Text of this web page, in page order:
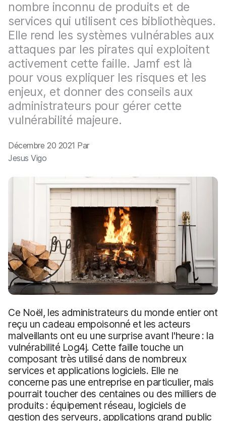
a
l
n
t
nombre inconnu de produits et de
services qui utilisent ces bibliothèques.
Elle rend les systèmes vulnérables aux
attaques par les pirates qui exploitent
activement cette faille. Jamf est là
pour vous expliquer les risques et les
enjeux, et donner des conseils aux
administrateurs pour gérer cette
vulnérabilité majeure.
Décembre 20 2021 Par
Jesus Vigo
Ce Noël, les administrateurs du monde entier ont
reçu un cadeau empoisonné et les acteurs
malveillants ont eu une surprise avant l'heure : la
vulnérabilité Log4j. Cette faille touche un
composant très utilisé dans de nombreux
services et applications logiciels. Elle ne
concerne pas une entreprise en particulier, mais
pourrait toucher des centaines ou des milliers de
produits : équipement réseau, logiciels de
gestion des serveurs, applications grand public